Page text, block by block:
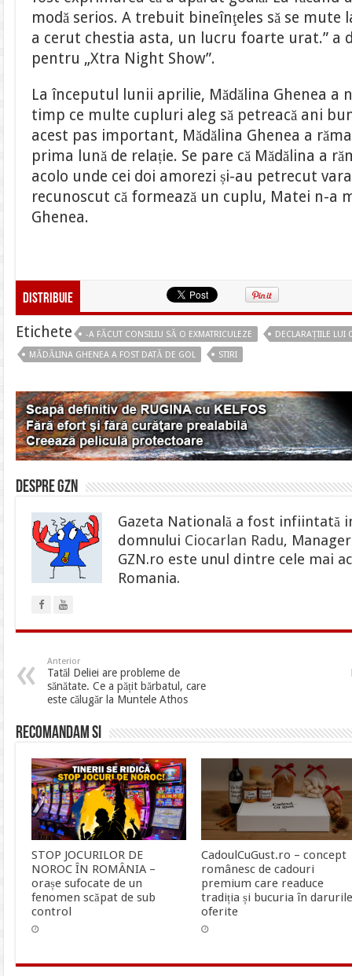
modă serios. A trebuit bineînţeles să se mute
a cerut chestia asta, un lucru foarte urat.” a
pentru „Xtra Night Show”.
La începutul lunii aprilie, Mădălina Ghenea a
timp ce multe cupluri aleg să petreacă ani
acest pas important, Mădălina Ghenea a
prima lună de relație. Se pare că Mădălina a
acolo unde cei doi amorezi și-au petrecut
recunoscut că formează un cuplu, Matei n-a
Ghenea.
Distribuie
Etichete -A FĂCUT CONSILIU SĂ O EXMATRICULEZE
DECLARAȚIILE LUI
MĂDĂLINA GHENEA A FOST DATĂ DE GOL
STIRI
Despre gzn
Gazeta Natională a fost infiintată
domnului Ciocarlan Radu,
GZN.ro este unul dintre cele mai
Romania.
Anterior
Tatăl Deliei are probleme de
sănătate. Ce a pățit bărbatul, care
este călugăr la Muntele Athos
Recomandam si
STOP JOCURILOR DE
NOROC ÎN ROMÂNIA –
orașe sufocate de un
fenomen scăpat de sub
control
CadoulCuGust.ro – concept
românesc de cadouri
premium care readuce
tradiția și bucuria în darurile
oferite